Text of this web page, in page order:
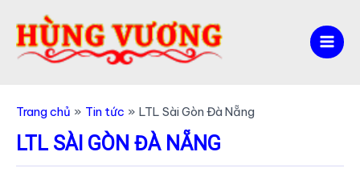
Main
Trang chủ Tin tức LTL Sài Gòn Đà Nẵng
LTL SÀI GÒN ĐÀ NẴNG